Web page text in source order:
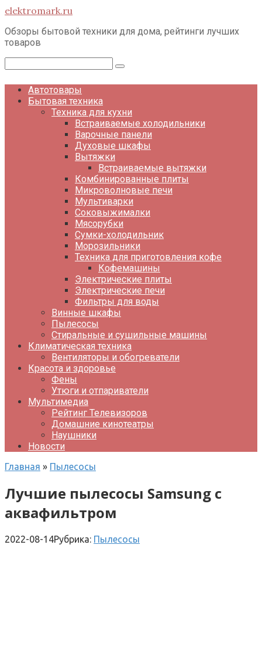
Перейти
контенту
elektromark.ru
Обзоры бытовой техники для дома, рейтинги лучших
товаров
Автотовары
Бытовая техника
Техника для кухни
Встраиваемые холодильники
Варочные панели
Духовые шкафы
Вытяжки
Встраиваемые вытяжки
Комбинированные плиты
Микроволновые печи
Мультиварки
Соковыжималки
Мясорубки
Сумки-холодильник
Морозильники
Техника для приготовления кофе
Кофемашины
Электрические плиты
Электрические печи
Фильтры для воды
Винные шкафы
Пылесосы
Стиральные и сушильные машины
Климатическая техника
Вентиляторы и обогреватели
Красота и здоровье
Фены
Утюги и отпариватели
Мультимедиа
Рейтинг Телевизоров
Домашние кинотеатры
Наушники
Новости
Главная » Пылесосы
Лучшие пылесосы Samsung с
аквафильтром
2022-08-14Рубрика: Пылесосы